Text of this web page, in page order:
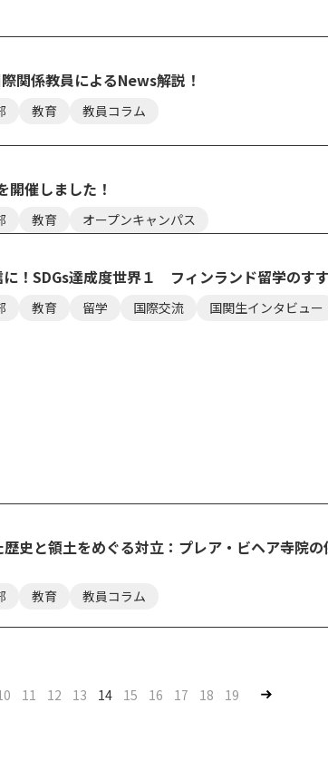
関係教員によるNews解説！
教育 教員コラム
開催しました！
教育 オープンキャンパス
！SDGs達成度世界１ フィンランド留学のす
教育 留学 国際交流 国関生インタビュー
史と領土をめぐる対立：プレア・ビヘア寺院
教育 教員コラム
11 12 13 14 15 16 17 18 19 Nex